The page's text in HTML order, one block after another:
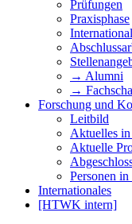
Prüfungen
Praxisphase
→ Alumni
→
Forschung und
Leitbild
Aktuelles
Aktuelle
Personen
Internationales
[HTWK intern]